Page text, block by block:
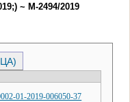
~ М-2494/2019
01-2019-006050-37